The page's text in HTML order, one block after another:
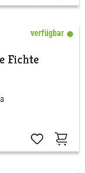
verfügbar
Fichte